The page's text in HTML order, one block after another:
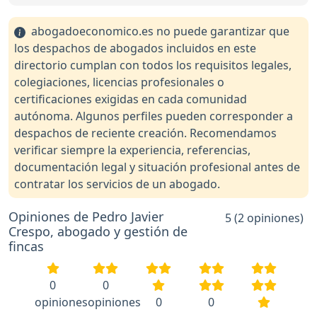
abogadoeconomico.es no puede garantizar que
los despachos de abogados incluidos en este
directorio cumplan con todos los requisitos legales,
colegiaciones, licencias profesionales o
certificaciones exigidas en cada comunidad
autónoma. Algunos perfiles pueden corresponder a
despachos de reciente creación. Recomendamos
verificar siempre la experiencia, referencias,
documentación legal y situación profesional antes de
contratar los servicios de un abogado.
Opiniones de Pedro Javier
Crespo, abogado y gestión de
fincas
5 (2 opiniones)
0
opiniones
0
opiniones
0
0